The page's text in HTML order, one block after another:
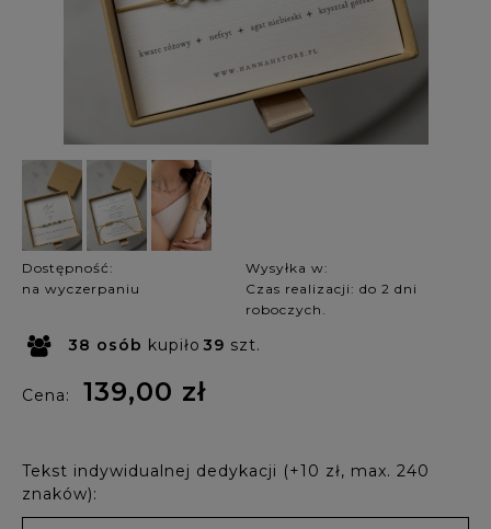
Dostępność:
na wyczerpaniu
Wysyłka w:
Czas realizacji: do 2 dni
roboczych.
38 osób kupiło 39 szt.
Cena: 139,00 zł
Tekst indywidualnej dedykacji (+10 zł, max. 240
znaków):